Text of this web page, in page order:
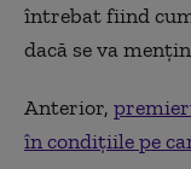
întrebat fiind
dacă se va
Anterior,
în condițiile pe